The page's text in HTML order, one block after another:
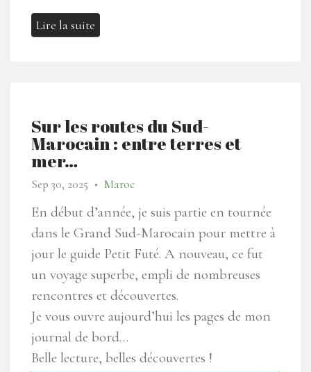
Lire la suite
Sur les routes du Sud-
Marocain : entre terres et
mer…
Sep 30, 2025 ● Maroc
En début d’année, je suis partie en tournée
dans le Grand Sud-Marocain pour mettre à
jour le guide Petit Futé. A nouveau, ce fut
un voyage superbe, empli de nombreuses
rencontres et découvertes.
Je vous ouvre aujourd’hui les pages de mon
journal de bord…
Belle lecture, belles découvertes !